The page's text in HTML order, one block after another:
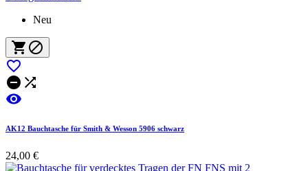
Neu
 

 

AK12 Bauchtasche für Smith & Wesson 5906 schwarz
24,00 €